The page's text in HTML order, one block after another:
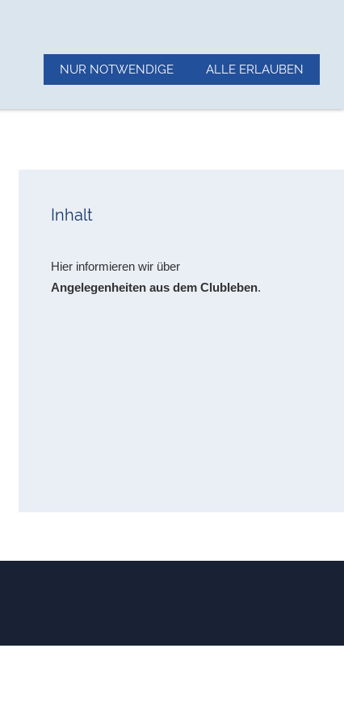
Inhalt
Hier informieren wir über
Angelegenheiten aus dem Clubleben.
NUR NOTWENDIGE ALLE ERLAUBEN